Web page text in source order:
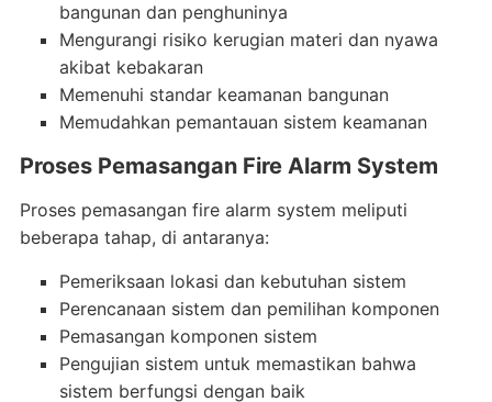
bangunan dan penghuninya
Mengurangi risiko kerugian materi dan nyawa
akibat kebakaran
Memenuhi standar keamanan bangunan
Memudahkan pemantauan sistem keamanan
Proses Pemasangan Fire Alarm System
Proses pemasangan fire alarm system meliputi
beberapa tahap, di antaranya:
Pemeriksaan lokasi dan kebutuhan sistem
Perencanaan sistem dan pemilihan komponen
Pemasangan komponen sistem
Pengujian sistem untuk memastikan bahwa
sistem berfungsi dengan baik